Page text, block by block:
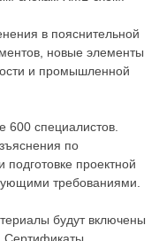
в пояснительной
новые элементы
и промышленной
600 специалистов.
по
проектной
требованиями.
будут включены